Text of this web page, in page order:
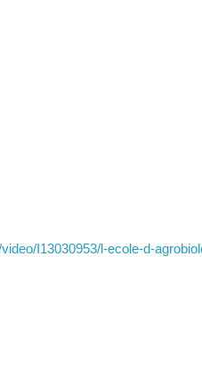
I13030953/l-ecole-d-